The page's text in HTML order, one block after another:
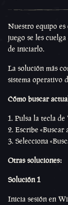
Nuestro equipo es
juego se les
de iniciarlo.
La solución más
sistema operativo
Cómo buscar
Pulsa la tecla
Escribe «Buscar
Selecciona
Otras soluciones:
Solución 1
Inicia sesión en